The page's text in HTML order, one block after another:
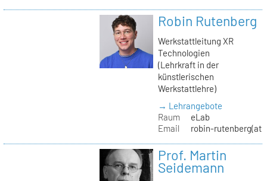
Robin Rutenberg
Werkstattleitung XR
Technologien
(Lehrkraft in der
künstlerischen
Werkstattlehre)
→ Lehrangebote
Raum
eLab
Email
robin-
Prof. Martin
Seidemann